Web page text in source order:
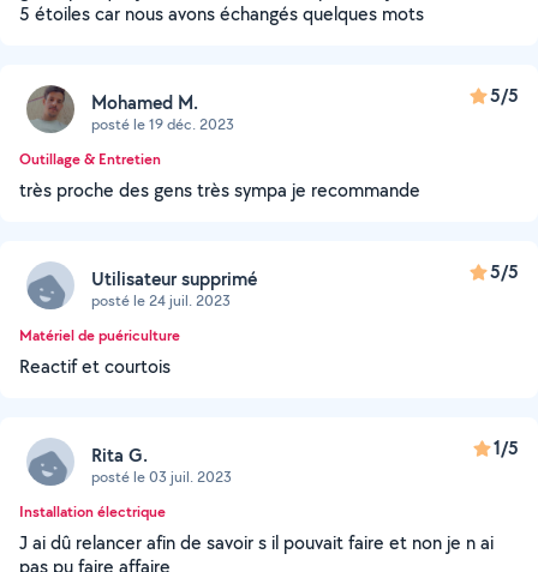
5 étoiles car nous avons échangés quelques mots
Mohamed M.
posté le 19 déc. 2023
5/5
Outillage & Entretien
très proche des gens très sympa je recommande
Utilisateur supprimé
posté le 24 juil. 2023
5/5
Matériel de puériculture
Reactif et courtois
Rita G.
posté le 03 juil. 2023
1/5
Installation électrique
J ai dû relancer afin de savoir s il pouvait faire et non je n ai
pas pu faire affaire